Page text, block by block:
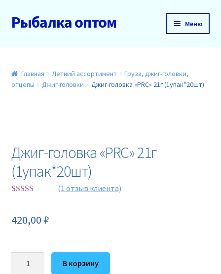
Перейти
к
Перейти
к
Рыбалка оптом Меню
О нас
Новинки
Прайс
Главная Летний ассортимент
Груза, джиг-головки,
отцепы
Джиг-головки Джиг-головка «PRC» 21г (1упак*20шт)
Джиг-головка «PRC» 21г
(1упак*20шт)
основе
(1 отзыв клиента)
420,00 ₽
Количество
В корзину